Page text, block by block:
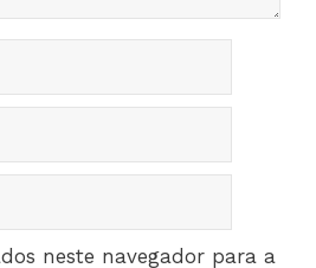
neste navegador para a